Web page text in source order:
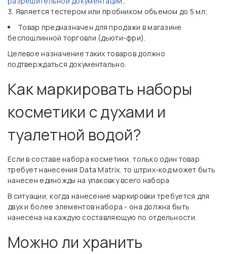
Является тестером или пробником объемом до 5 мл;
Товар предназначен для продажи в магазине
беспошлинной торговли (дьюти-фри).
Целевое назначение таких товаров должно
подтверждаться документально.
Как маркировать наборы
косметики с духами и
туалетной водой?
Если в составе набора косметики, только один товар
требует нанесения Data Matrix, то штрих-код может быть
нанесен единожды на упаковку всего набора
В ситуации, когда нанесение маркировки требуется для
двух и более элементов набора - она должна быть
нанесена на каждую составляющую по отдельности.
Можно ли хранить